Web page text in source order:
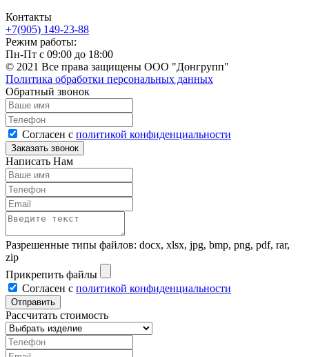
Контакты
+7(905) 149-23-88
Режим работы:
Пн-Пт с 09:00 до 18:00
© 2021 Все права защищены ООО "Донгрупп"
Политика обработки персональных данных
Обратный звонок
Согласен с политикой конфиденциальности
Написать Нам
Разрешенные типы файлов: docx, xlsx, jpg, bmp, png, pdf, rar,
zip
Прикрепить файлы
Согласен с политикой конфиденциальности
Рассчитать стоимость